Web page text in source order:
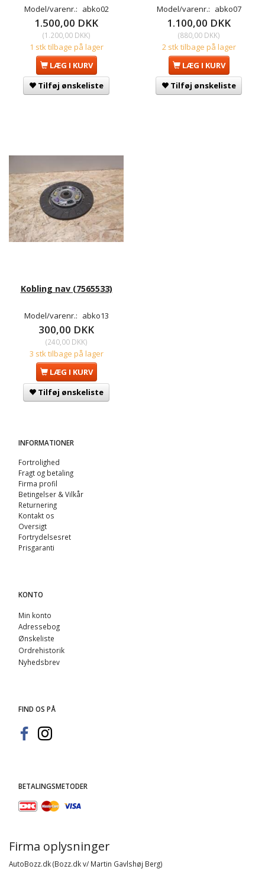
Model/varenr.: abko02
1.500,00 DKK
(1.200,00 DKK)
1 stk tilbage på lager
LÆG I KURV
Tilføj ønskeliste
Model/varenr.: abko07
1.100,00 DKK
(880,00 DKK)
2 stk tilbage på lager
LÆG I KURV
Tilføj ønskeliste
Kobling nav (7565533)
Model/varenr.: abko13
300,00 DKK
(240,00 DKK)
3 stk tilbage på lager
LÆG I KURV
Tilføj ønskeliste
INFORMATIONER
Fortrolighed
Fragt og betaling
Firma profil
Betingelser & Vilkår
Returnering
Kontakt os
Oversigt
Fortrydelsesret
Prisgaranti
KONTO
Min konto
Adressebog
Ønskeliste
Ordrehistorik
Nyhedsbrev
FIND OS PÅ
BETALINGSMETODER
Firma oplysninger
AutoBozz.dk (Bozz.dk v/ Martin Gavlshøj Berg)